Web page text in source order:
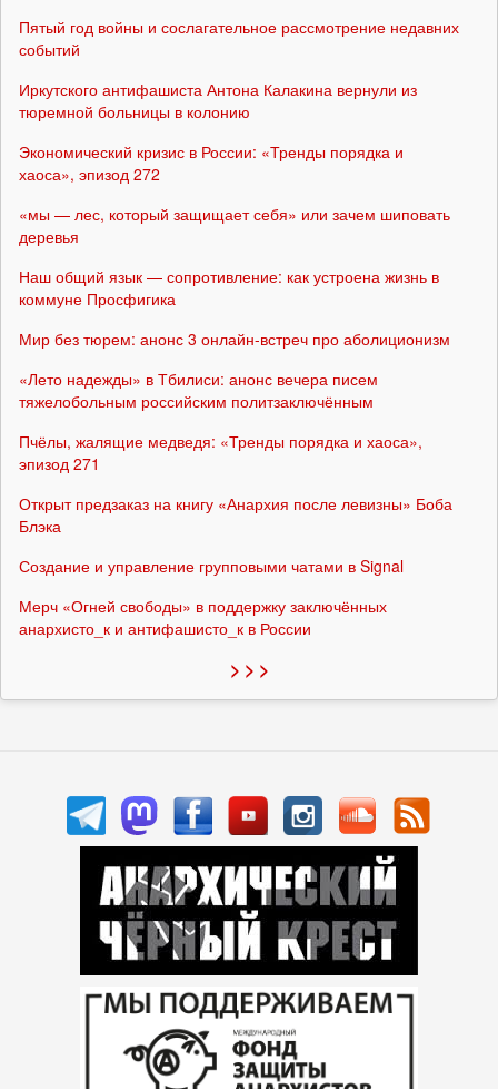
Пятый год войны и сослагательное рассмотрение недавних
событий
Иркутского антифашиста Антона Калакина вернули из
тюремной больницы в колонию
Экономический кризис в России: «Тренды порядка и
хаоса», эпизод 272
«мы — лес, который защищает себя» или зачем шиповать
деревья
Наш общий язык — сопротивление: как устроена жизнь в
коммуне Просфигика
Мир без тюрем: анонс 3 онлайн-встреч про аболиционизм
«Лето надежды» в Тбилиси: анонс вечера писем
тяжелобольным российским политзаключённым
Пчёлы, жалящие медведя: «Тренды порядка и хаоса»,
эпизод 271
Открыт предзаказ на книгу «Анархия после левизны» Боба
Блэка
Создание и управление групповыми чатами в Signal
Мерч «Огней свободы» в поддержку заключённых
анархисто_к и антифашисто_к в России
> > >